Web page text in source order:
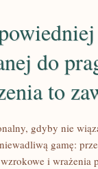
do
to
gdyby nie
gamę:
i wrażenia